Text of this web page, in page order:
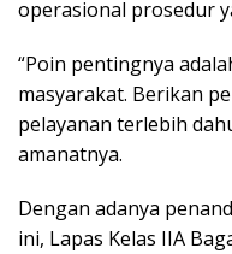
operasional prosedur
“Poin pentingnya
masyarakat. Berikan
pelayanan terlebih
amanatnya.
Dengan adanya
ini, Lapas Kelas IIA